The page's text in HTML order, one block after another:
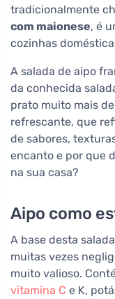
tradicionalmente
com maionese, é
cozinhas
A salada de aipo
da conhecida
prato muito mais
refrescante, que
de sabores,
encanto e por que
na sua casa?
Aipo como
A base desta
muitas vezes
muito valioso.
vitamina C e K,